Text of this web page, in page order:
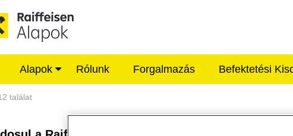
Alapok Rólunk Forgalmazás Befektetési
- Raiffeisen ALAPKEZELŐ
találat